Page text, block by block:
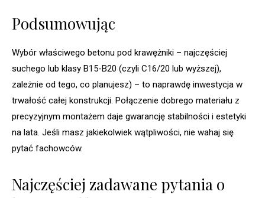
Podsumowując
Wybór właściwego betonu pod krawężniki – najczęściej
suchego lub klasy B15-B20 (czyli C16/20 lub wyższej),
zależnie od tego, co planujesz) – to naprawdę inwestycja w
trwałość całej konstrukcji. Połączenie dobrego materiału z
precyzyjnym montażem daje gwarancję stabilności i estetyki
na lata. Jeśli masz jakiekolwiek wątpliwości, nie wahaj się
pytać fachowców.
Najczęściej zadawane pytania o